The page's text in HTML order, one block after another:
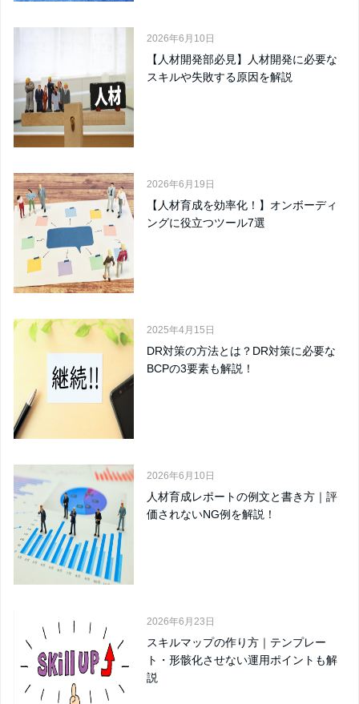
2026年6月10日
【人材開発部必見】人材開発に必要な
スキルや失敗する原因を解説
2026年6月19日
【人材育成を効率化！】オンボーディ
ングに役立つツール7選
2025年4月15日
DR対策の方法とは？DR対策に必要な
BCPの3要素も解説！
2026年6月10日
人材育成レポートの例文と書き方｜評
価されないNG例を解説！
2026年6月23日
スキルマップの作り方｜テンプレー
ト・形骸化させない運用ポイントも解
説